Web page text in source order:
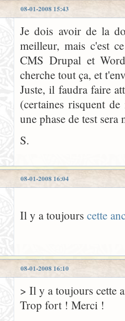
08-01-2008 15:43
Je dois avoir de la
meilleur, mais c'est
CMS Drupal et
cherche tout ça, et
Juste, il faudra faire
(certaines risquent
une phase de test sera
S.
08-01-2008 16:04
Il y a toujours cette
08-01-2008 16:10
> Il y a toujours cette
Trop fort ! Merci !